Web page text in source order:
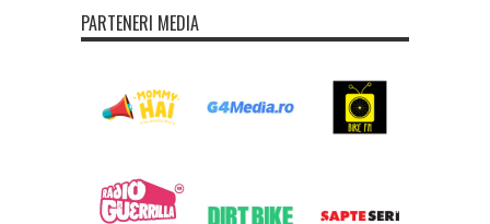
PARTENERI MEDIA